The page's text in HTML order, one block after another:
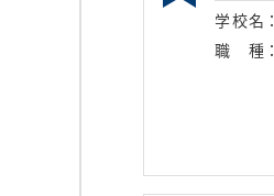
学校名 ：
職種 ：